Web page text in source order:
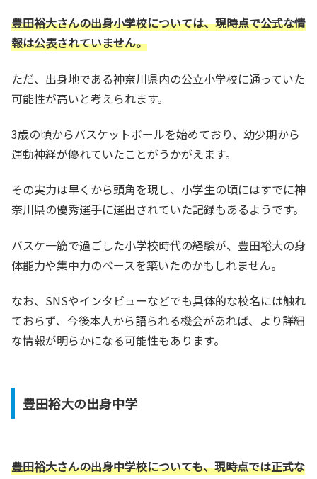
豊田裕大さんの出身小学校については、現時点で公式な情
報は公表されていません。
ただ、出身地である神奈川県内の公立小学校に通っていた
可能性が高いと考えられます。
3歳の頃からバスケットボールを始めており、幼少期から
運動神経が優れていたことがうかがえます。
その実力は早くから頭角を現し、小学生の頃にはすでに神
奈川県の優秀選手に選出されていた記録もあるようです。
バスケ一筋で過ごした小学校時代の経験が、豊田裕大の身
体能力や集中力のベースを築いたのかもしれません。
なお、SNSやインタビューなどでも具体的な校名には触れ
ておらず、今後本人から語られる機会があれば、より詳細
な情報が明らかになる可能性もあります。
豊田裕大の出身中学
豊田裕大さんの出身中学校についても、現時点では正式な